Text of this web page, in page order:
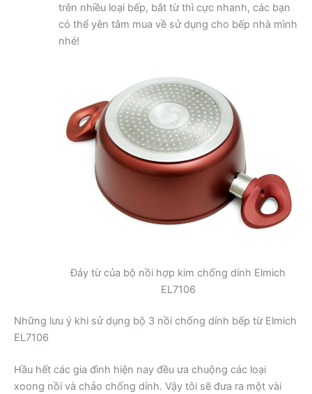
trên nhiều loại bếp, bắt từ thì cực nhanh, các bạn
có thể yên tâm mua về sử dụng cho bếp nhà mình
nhé!
Đáy từ của bộ nồi hợp kim chống dính Elmich
EL7106
Những lưu ý khi sử dụng bộ 3 nồi chống dính bếp từ Elmich
EL7106
Hầu hết các gia đình hiện nay đều ưa chuộng các loại
xoong nồi và chảo chống dính. Vậy tôi sẽ đưa ra một vài